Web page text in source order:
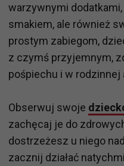
warzywnymi
smakiem, ale również
prostym zabiegom,
z czymś przyjemnym,
pośpiechu i w
Obserwuj swoje
zachęcaj je do
dostrzeżesz u niego
zacznij działać